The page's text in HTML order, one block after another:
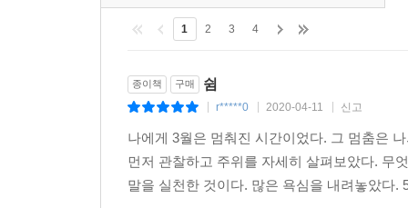
1 2 3 4
종이책 구매 쉼
r*****0 2020-04-11 신고
나에게 3월은 멈춰진 시간이었다. 그 멈춤은
먼저 관찰하고 주위를 자세히 살펴보았다. 무
말을 실천한 것이다. 많은 욕심을 내려놓았다